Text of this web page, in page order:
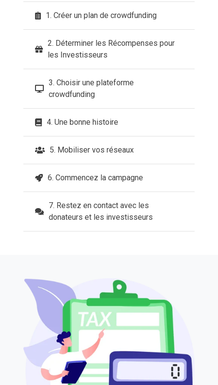
1. Créer un plan de crowdfunding
2. Déterminer les Récompenses pour
les Investisseurs
3. Choisir une plateforme
crowdfunding
4. Une bonne histoire
5. Mobiliser vos réseaux
6. Commencez la campagne
7. Restez en contact avec les
donateurs et les investisseurs